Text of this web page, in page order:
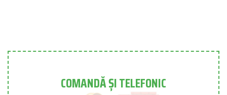
COMANDĂ ȘI TELEFONIC